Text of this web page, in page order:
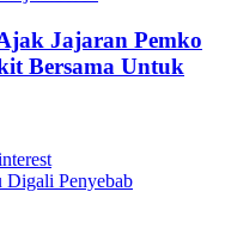
Jajaran Pemko
Bersama Untuk